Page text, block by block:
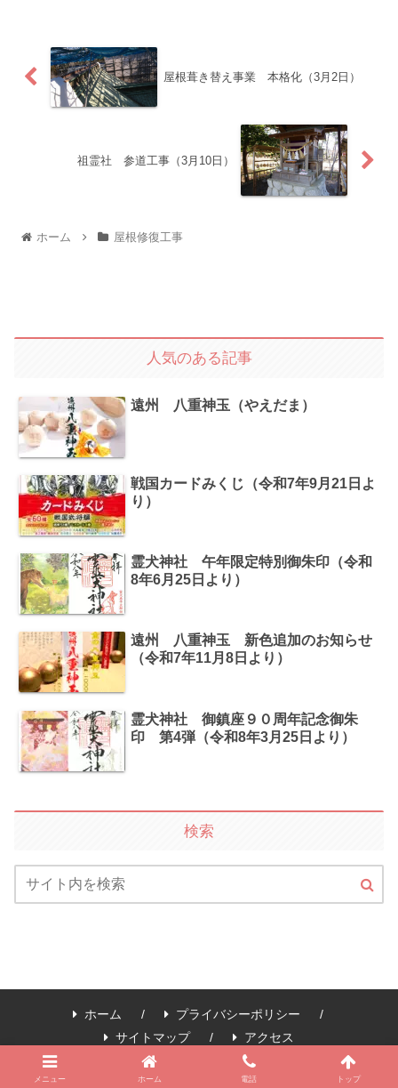
屋根葺き替え事業 本格化（3月2日）
祖霊社 参道工事（3月10日）
ホーム 屋根修復工事
人気のある記事
遠州 八重神玉（やえだま）
戦国カードみくじ（令和7年9月21日よ
り）
霊犬神社 午年限定特別御朱印（令和
8年6月25日より）
遠州 八重神玉 新色追加のお知らせ
（令和7年11月8日より）
霊犬神社 御鎮座９０周年記念御朱
印 第4弾（令和8年3月25日より）
検索
ホーム
プライバシーポリシー
サイトマップ
アクセス
Copyright © 2023 見付天神 矢奈比賣神社 All Rights Reserved.
メニュー ホーム 電話 トップ